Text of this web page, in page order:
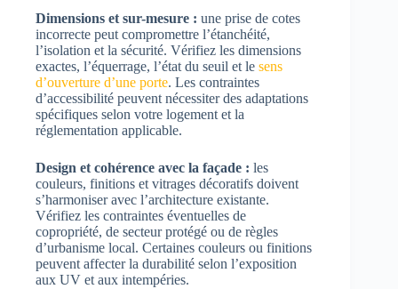
Dimensions et sur-mesure : une prise de cotes
incorrecte peut compromettre l’étanchéité,
l’isolation et la sécurité. Vérifiez les dimensions
exactes, l’équerrage, l’état du seuil et le sens
d’ouverture d’une porte. Les contraintes
d’accessibilité peuvent nécessiter des adaptations
spécifiques selon votre logement et la
réglementation applicable.
Design et cohérence avec la façade : les
couleurs, finitions et vitrages décoratifs doivent
s’harmoniser avec l’architecture existante.
Vérifiez les contraintes éventuelles de
copropriété, de secteur protégé ou de règles
d’urbanisme local. Certaines couleurs ou finitions
peuvent affecter la durabilité selon l’exposition
aux UV et aux intempéries.